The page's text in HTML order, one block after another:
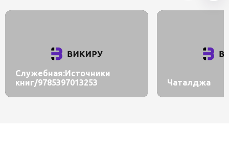
Служебная:Источники
книг/9785397013253
Чаталджа